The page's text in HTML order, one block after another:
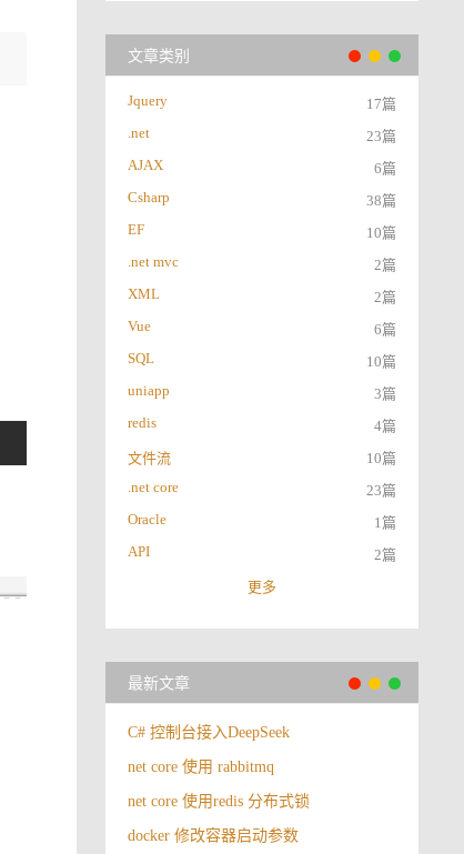
文章类别
Jquery
17篇
.net
23篇
AJAX
6篇
Csharp
38篇
EF
10篇
.net mvc
2篇
XML
2篇
Vue
6篇
SQL
10篇
uniapp
3篇
redis
4篇
文件流
10篇
.net core
23篇
Oracle
1篇
API
2篇
更多
最新文章
C# 控制台接入DeepSeek
net core 使用 rabbitmq
net core 使用redis 分布式锁
docker 修改容器启动参数